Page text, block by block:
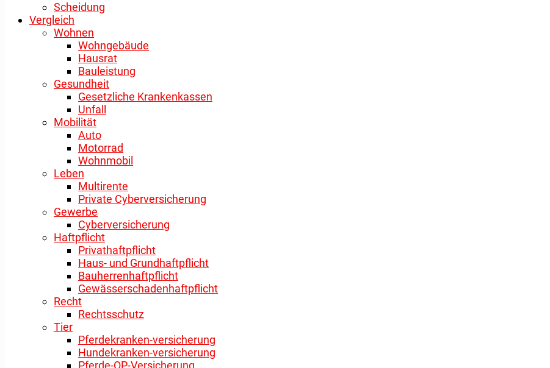
Scheidung
Vergleich
Wohnen
Wohngebäude
Hausrat
Bauleistung
Gesundheit
Gesetzliche Krankenkassen
Unfall
Mobilität
Auto
Motorrad
Wohnmobil
Leben
Multirente
Private Cyberversicherung
Gewerbe
Cyberversicherung
Haftpflicht
Privathaftpflicht
Haus- und Grundhaftpflicht
Bauherrenhaftpflicht
Gewässerschadenhaftpflicht
Recht
Rechtsschutz
Tier
Pferdekranken-versicherung
Hundekranken-versicherung
Pferde-OP-Versicherung